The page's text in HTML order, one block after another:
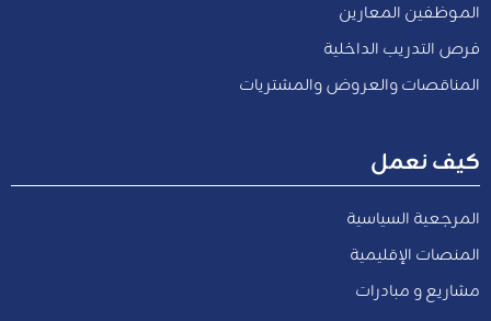
الموظفين المعارين
فرص التدريب الداخلية
المناقصات والعروض والمشتريات
كيف نعمل
المرجعية السياسية
المنصات الإقليمية
مشاريع و مبادرات